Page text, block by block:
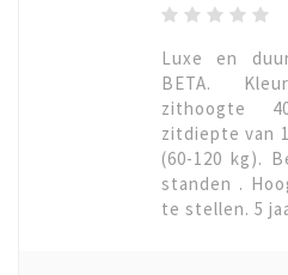
Luxe en
BETA.
zithoogte
zitdiepte van
(60-120 kg).
standen .
te stellen. 5